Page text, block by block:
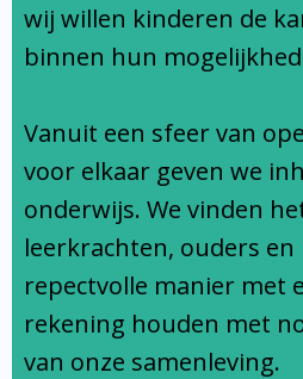
wij willen kinderen de
binnen hun
Vanuit een sfeer van
voor elkaar geven we
onderwijs. We vinden
leerkrachten, ouders
repectvolle manier met
rekening houden met
van onze samenleving.